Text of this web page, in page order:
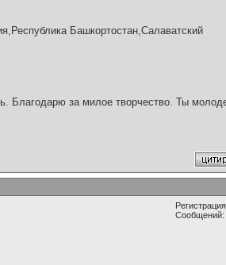
Башкортостан,Салаватский
Благодарю за милое творчество. Ты
Сообщений: